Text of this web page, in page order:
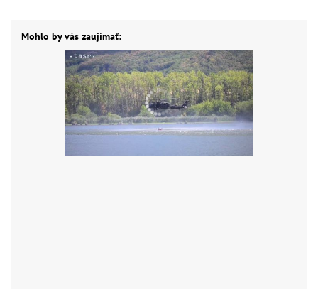
Mohlo by vás zaujímať: